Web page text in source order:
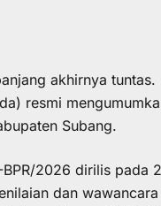
akhirnya
resmi
Subang.
2026 dirilis pada
dan